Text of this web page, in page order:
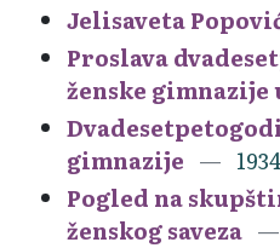
Jelisaveta
Proslava
ženske gimnazije
gimnazije
1934
Pogled na
ženskog saveza